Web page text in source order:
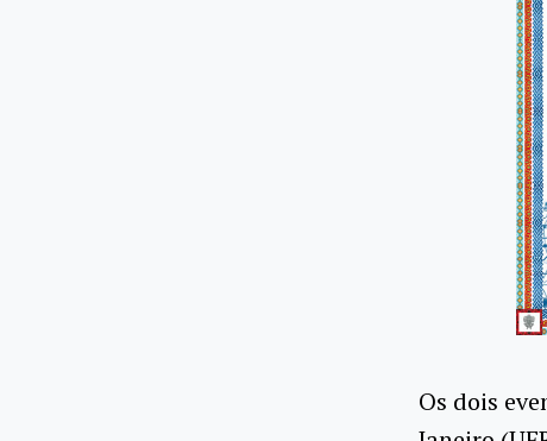
Os dois